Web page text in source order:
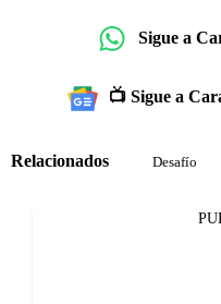
Sigue a
📺 Sigue a
Relacionados Desafío